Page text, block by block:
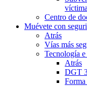
Centro de
Muévete con
Atrás
Vías más
Tecnología
Atrás
DGT